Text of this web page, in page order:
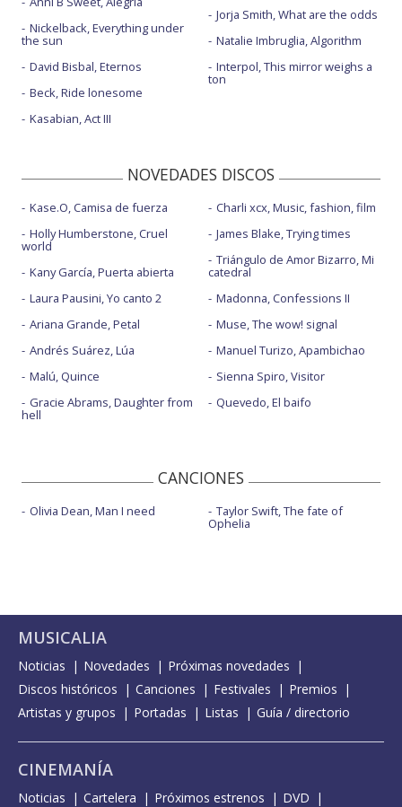
Nickelback, Everything under
the sun
David Bisbal, Eternos
Beck, Ride lonesome
Kasabian, Act III
Jorja Smith, What are the odds
Natalie Imbruglia, Algorithm
Interpol, This mirror weighs a
ton
NOVEDADES DISCOS
Kase.O, Camisa de fuerza
Holly Humberstone, Cruel
world
Kany García, Puerta abierta
Laura Pausini, Yo canto 2
Ariana Grande, Petal
Andrés Suárez, Lúa
Malú, Quince
Gracie Abrams, Daughter from
hell
Charli xcx, Music, fashion, film
James Blake, Trying times
Triángulo de Amor Bizarro, Mi
catedral
Madonna, Confessions II
Muse, The wow! signal
Manuel Turizo, Apambichao
Sienna Spiro, Visitor
Quevedo, El baifo
CANCIONES
Olivia Dean, Man I need Taylor Swift, The fate of
Ophelia
MUSICALIA
Noticias Novedades
Próximas novedades
Discos históricos
Canciones Festivales
Premios
Artistas y grupos
Portadas Listas Guía / directorio
CINEMANÍA
Noticias Cartelera Próximos estrenos
DVD